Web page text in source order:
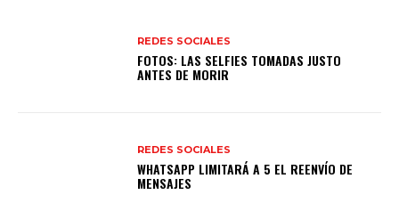
REDES SOCIALES
FOTOS: LAS SELFIES TOMADAS JUSTO
ANTES DE MORIR
REDES SOCIALES
WHATSAPP LIMITARÁ A 5 EL REENVÍO DE
MENSAJES